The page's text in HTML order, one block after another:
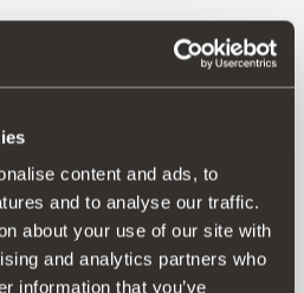
content and ads, to
and to analyse our traffic.
about your use of our site with
and analytics partners who
information that you’ve